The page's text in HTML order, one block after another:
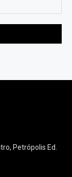
Petrópolis Ed.